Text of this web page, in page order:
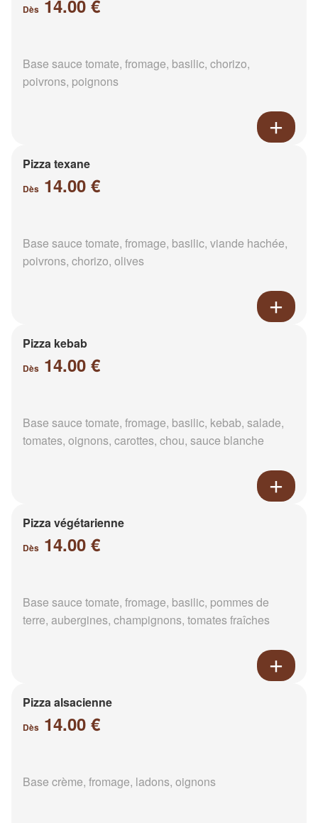
Dès 14.00 €
Base sauce tomate, fromage, basilic, chorizo,
poivrons, poignons
Pizza texane
Dès 14.00 €
Base sauce tomate, fromage, basilic, viande hachée,
poivrons, chorizo, olives
Pizza kebab
Dès 14.00 €
Base sauce tomate, fromage, basilic, kebab, salade,
tomates, oignons, carottes, chou, sauce blanche
Pizza végétarienne
Dès 14.00 €
Base sauce tomate, fromage, basilic, pommes de
terre, aubergines, champignons, tomates fraîches
Pizza alsacienne
Dès 14.00 €
Base crème, fromage, ladons, oignons